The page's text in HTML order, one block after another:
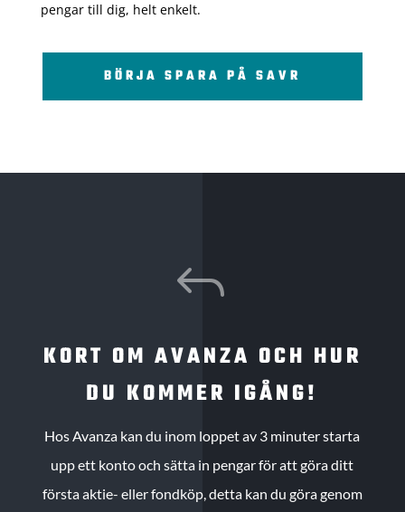
pengar till dig, helt enkelt.
BÖRJA SPARA PÅ SAVR
J
KORT OM AVANZA OCH HUR
DU KOMMER IGÅNG!
Hos Avanza kan du inom loppet av 3 minuter starta
upp ett konto och sätta in pengar för att göra ditt
första aktie- eller fondköp, detta kan du göra genom